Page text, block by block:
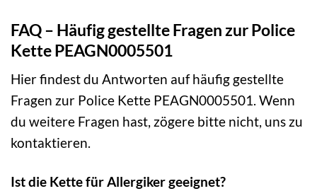
FAQ – Häufig gestellte Fragen zur Police
Kette PEAGN0005501
Hier findest du Antworten auf häufig gestellte
Fragen zur Police Kette PEAGN0005501. Wenn
du weitere Fragen hast, zögere bitte nicht, uns zu
kontaktieren.
Ist die Kette für Allergiker geeignet?